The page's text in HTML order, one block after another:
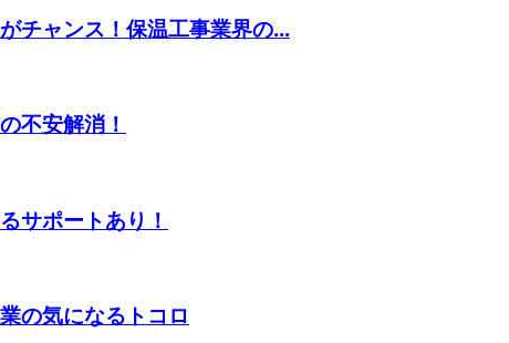
チャンス！保温工事業界の...
不安解消！
サポートあり！
の気になるトコロ